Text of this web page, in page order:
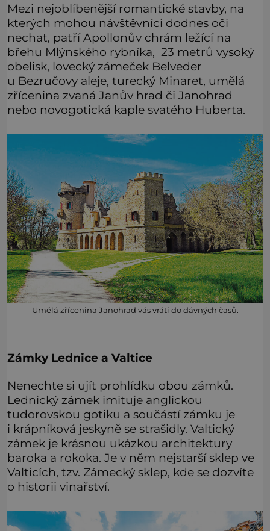
Mezi nejoblíbenější romantické stavby, na
kterých mohou návštěvníci dodnes oči
nechat, patří Apollonův chrám ležící na
břehu Mlýnského rybníka, 23 metrů vysoký
obelisk, lovecký zámeček Belveder
u Bezručovy aleje, turecký Minaret, umělá
zřícenina zvaná Janův hrad či Janohrad
nebo novogotická kaple svatého Huberta.
Umělá zřícenina Janohrad vás vrátí do dávných časů.
Zámky Lednice a Valtice
Nenechte si ujít prohlídku obou zámků.
Lednický zámek imituje anglickou
tudorovskou gotiku a součástí zámku je
i krápníková jeskyně se strašidly. Valtický
zámek je krásnou ukázkou architektury
baroka a rokoka. Je v něm nejstarší sklep ve
Valticích, tzv. Zámecký sklep, kde se dozvíte
o historii vinařství.